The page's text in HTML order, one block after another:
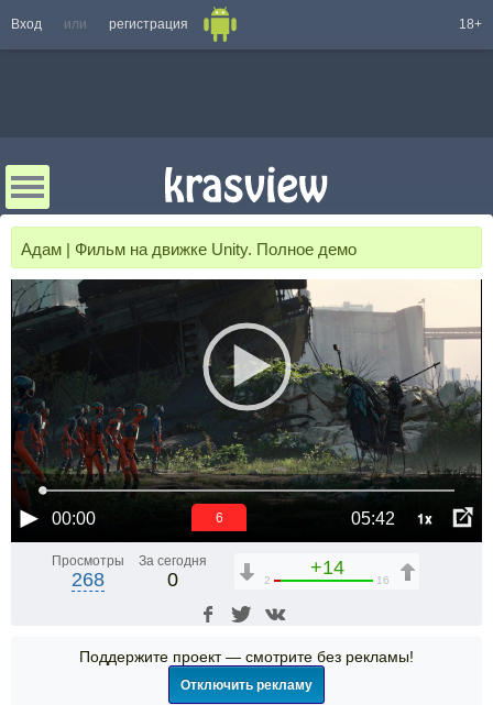
Вход или регистрация 18+
Адам | Фильм на движке Unity. Полное демо
00:00 05:42 1x
6
Просмотры
268
За сегодня
0
+14
2 16
Поддержите проект — смотрите без рекламы!
Отключить рекламу